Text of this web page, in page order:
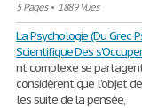
5 Pages• 1889 Vues
La Psychologie (Du Grec
Scientifique Des
nt complexe se
considèrent que l'objet
les suite de la pensée,